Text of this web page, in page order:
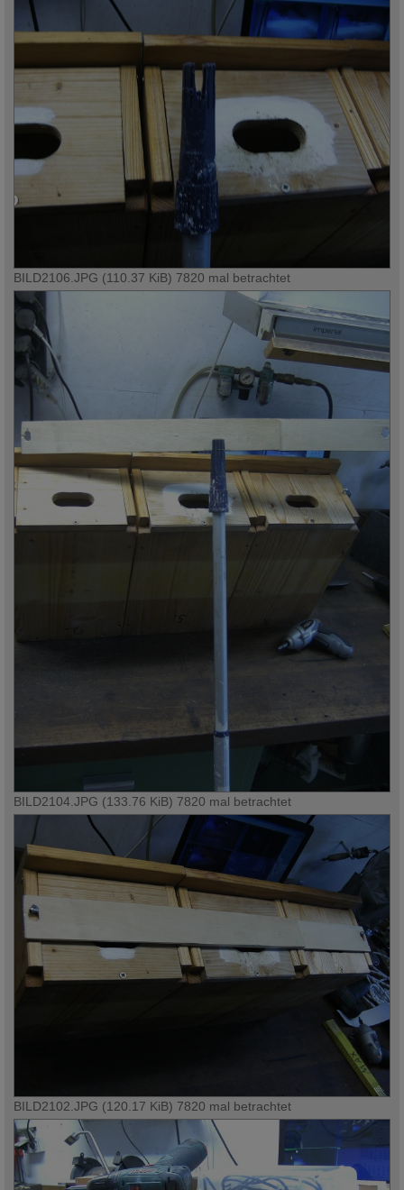
BILD2106.JPG (110.37 KiB) 7820 mal betrachtet
BILD2104.JPG (133.76 KiB) 7820 mal betrachtet
BILD2102.JPG (120.17 KiB) 7820 mal betrachtet